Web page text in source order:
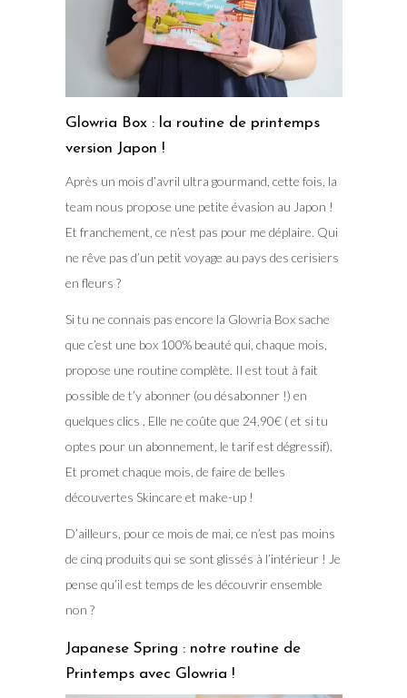
Glowria Box : la routine de printemps
version Japon !
Après un mois d’avril ultra gourmand, cette fois, la
team nous propose une petite évasion au Japon !
Et franchement, ce n’est pas pour me déplaire. Qui
ne rêve pas d’un petit voyage au pays des cerisiers
en fleurs ?
Si tu ne connais pas encore la Glowria Box sache
que c’est une box 100% beauté qui, chaque mois,
propose une routine complète. Il est tout à fait
possible de t’y abonner (ou désabonner !) en
quelques clics . Elle ne coûte que 24,90€ ( et si tu
optes pour un abonnement, le tarif est dégressif).
Et promet chaque mois, de faire de belles
découvertes Skincare et make-up !
D’ailleurs, pour ce mois de mai, ce n’est pas moins
de cinq produits qui se sont glissés à l’intérieur ! Je
pense qu’il est temps de les découvrir ensemble
non ?
Japanese Spring : notre routine de
Printemps avec Glowria !